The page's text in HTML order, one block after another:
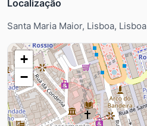
Localização
Santa Maria Maior, Lisboa, Lisboa
+
−